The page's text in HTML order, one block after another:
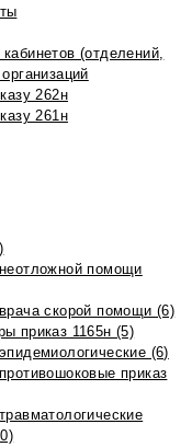
(отделений,
262н
261н
помощи
скорой помощи (6)
приказ 1165н (5)
(6)
приказ